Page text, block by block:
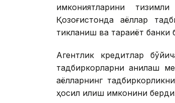
имкониятларини
Қозоғистонда аёллар
тикланиш ва тараққиёт
Агентлик кредитлар
тадбиркорларни аниқлаш
аёлларнинг
ҳосил қилиш имконини